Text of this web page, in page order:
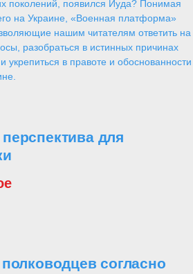
поколений, появился Иуда? Понимая
на Украине, «Военная платформа»
нашим читателям ответить на
разобраться в истинных причинах
укрепиться в правоте и обоснованности
для
согласно